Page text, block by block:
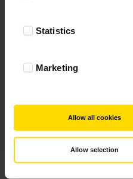
Statistics
Marketing
Allow all cookies
Allow selection